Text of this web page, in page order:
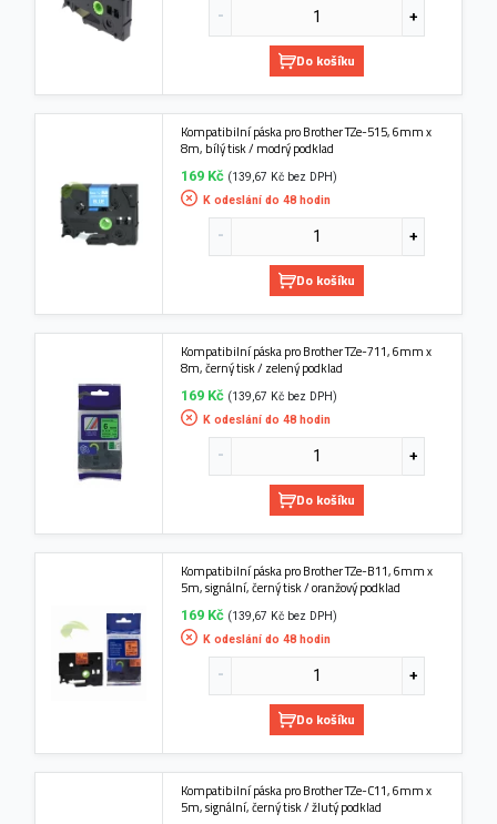
Do košíku
Kompatibilní páska pro Brother TZe-515, 6mm x
8m, bílý tisk / modrý podklad
169 Kč (139,67 Kč bez DPH)
K odeslání do 48 hodin
Do košíku
Kompatibilní páska pro Brother TZe-711, 6mm x
8m, černý tisk / zelený podklad
169 Kč (139,67 Kč bez DPH)
K odeslání do 48 hodin
Do košíku
Kompatibilní páska pro Brother TZe-B11, 6mm x
5m, signální, černý tisk / oranžový podklad
169 Kč (139,67 Kč bez DPH)
K odeslání do 48 hodin
Do košíku
Kompatibilní páska pro Brother TZe-C11, 6mm x
5m, signální, černý tisk / žlutý podklad